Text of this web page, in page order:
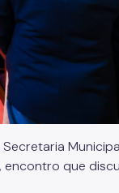
encontro que